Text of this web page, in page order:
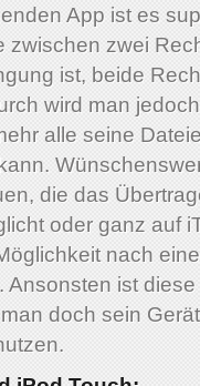
App ist es
zwischen zwei
ist, beide
wird man
alle seine
die das
oder ganz auf
nach
ist
doch sein